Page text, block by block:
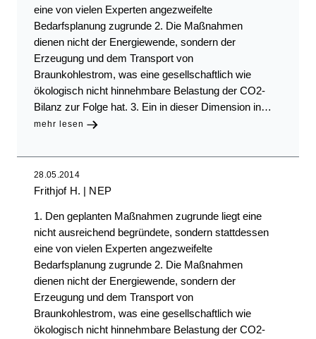
eine von vielen Experten angezweifelte
Bedarfsplanung zugrunde 2. Die Maßnahmen
dienen nicht der Energiewende, sondern der
Erzeugung und dem Transport von
Braunkohlestrom, was eine gesellschaftlich wie
ökologisch nicht hinnehmbare Belastung der CO2-
Bilanz zur Folge hat. 3. Ein in dieser Dimension in…
mehr lesen
28.05.2014
Frithjof H. NEP
1. Den geplanten Maßnahmen zugrunde liegt eine
nicht ausreichend begründete, sondern stattdessen
eine von vielen Experten angezweifelte
Bedarfsplanung zugrunde 2. Die Maßnahmen
dienen nicht der Energiewende, sondern der
Erzeugung und dem Transport von
Braunkohlestrom, was eine gesellschaftlich wie
ökologisch nicht hinnehmbare Belastung der CO2-